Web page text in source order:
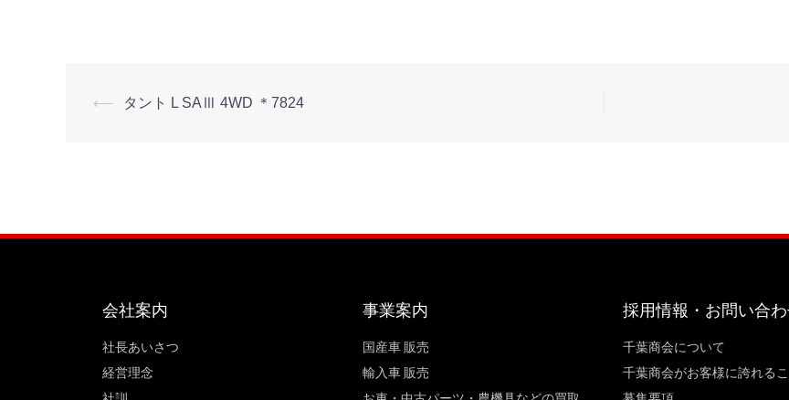
⟵ タント L SAⅢ 4WD ＊7824
会社案内
社長あいさつ
経営理念
事業案内
国産車 販売
輸入車 販売
採用情報・お問い合
千葉商会について
千葉商会がお客様に誇れるこ